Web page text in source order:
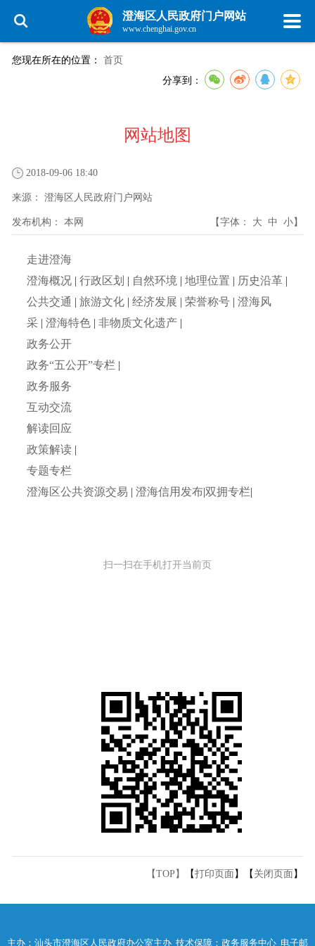
澄海区人民政府门户网站
www.chenghai.gov.cn
您现在所在的位置： 首页
分享到：
网站地图
2018-09-06 18:40
来源： 澄海区人民政府门户网站
发布机构： 本网 【字体： 大 中 小】
走进澄海
澄海概况 | 行政区划 | 自然环境 | 地理位置 | 历史沿革 |
公共交通 | 旅游文化 | 经济发展 | 荣誉称号 | 澄海风
采 | 澄海特色 | 非物质文化遗产 |
政务公开
政务“五公开”专栏 |
政务服务
互动交流
解读回应
政策解读 |
专题专栏
澄海区公共资源交易 | 澄海信用发布|双拥专栏|
扫一扫在手机打开当前页
【TOP】 【打印页面 】【 关闭页面 】
主办：汕头市澄海区人民政府办公室主办 技术保障：政务服务中心 电子邮